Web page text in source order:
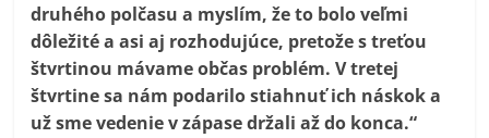
druhého polčasu a myslím, že to bolo veľmi
dôležité a asi aj rozhodujúce, pretože s treťou
štvrtinou mávame občas problém. V tretej
štvrtine sa nám podarilo stiahnuť ich náskok a
už sme vedenie v zápase držali až do konca.“